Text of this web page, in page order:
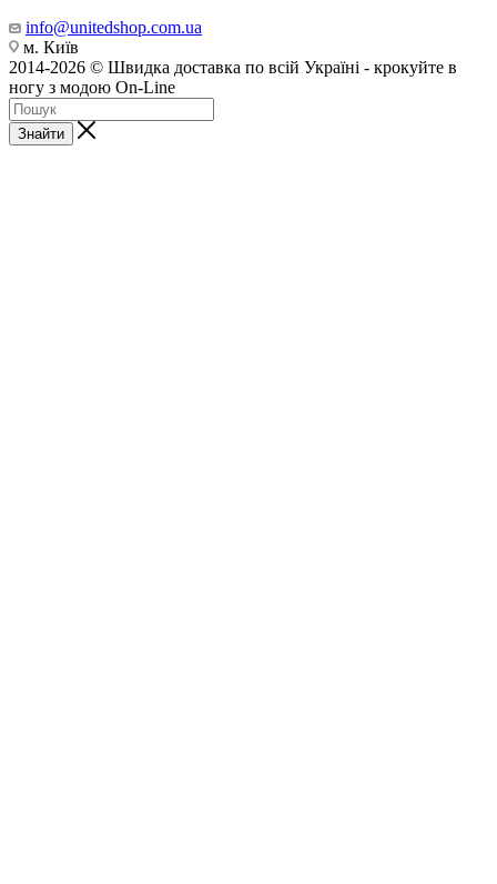
info@unitedshop.com.ua
м. Київ
2014-2026 © Швидка доставка по всій Україні - крокуйте в
ногу з модою On-Line
Знайти